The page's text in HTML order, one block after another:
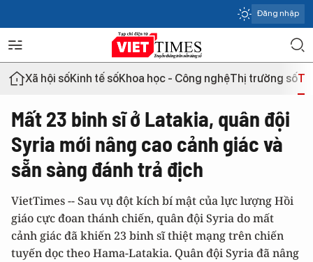
Đăng nhập
Xã hội sốKinh tế sốKhoa học - Công nghệThị trường số
Mất 23 binh sĩ ở Latakia, quân đội
Syria mới nâng cao cảnh giác và
sẵn sàng đánh trả địch
VietTimes -- Sau vụ đột kích bí mật của lực lượng Hồi
giáo cực đoan thánh chiến, quân đội Syria do mất
cảnh giác đã khiến 23 binh sĩ thiệt mạng trên chiến
tuyến dọc theo Hama-Latakia. Quân đội Syria đã nâng